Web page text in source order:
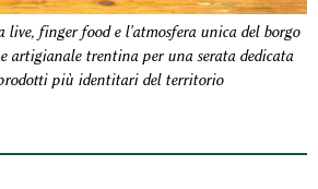
live, finger food e l'atmosfera unica del borgo
artigianale trentina per una serata dedicata
più identitari del territorio